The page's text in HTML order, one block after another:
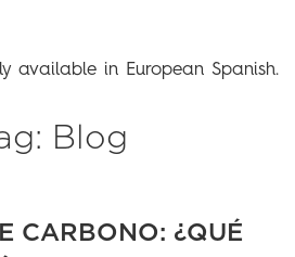
available in European Spanish.
Blog
CARBONO: ¿QUÉ